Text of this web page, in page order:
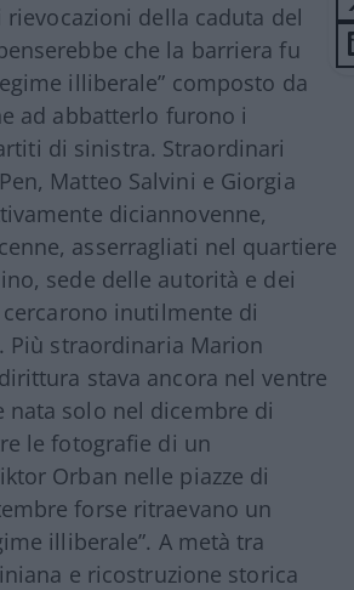
della caduta del
che la barriera fu
illiberale” composto da
ad abbatterlo furono i
di sinistra. Straordinari
Matteo Salvini e Giorgia
diciannovenne,
asserragliati nel quartiere
sede delle autorità e dei
cercarono inutilmente di
Più straordinaria Marion
stava ancora nel ventre
nata solo nel dicembre di
le fotografie di un
Orban nelle piazze di
forse ritraevano un
illiberale”. A metà tra
e ricostruzione storica